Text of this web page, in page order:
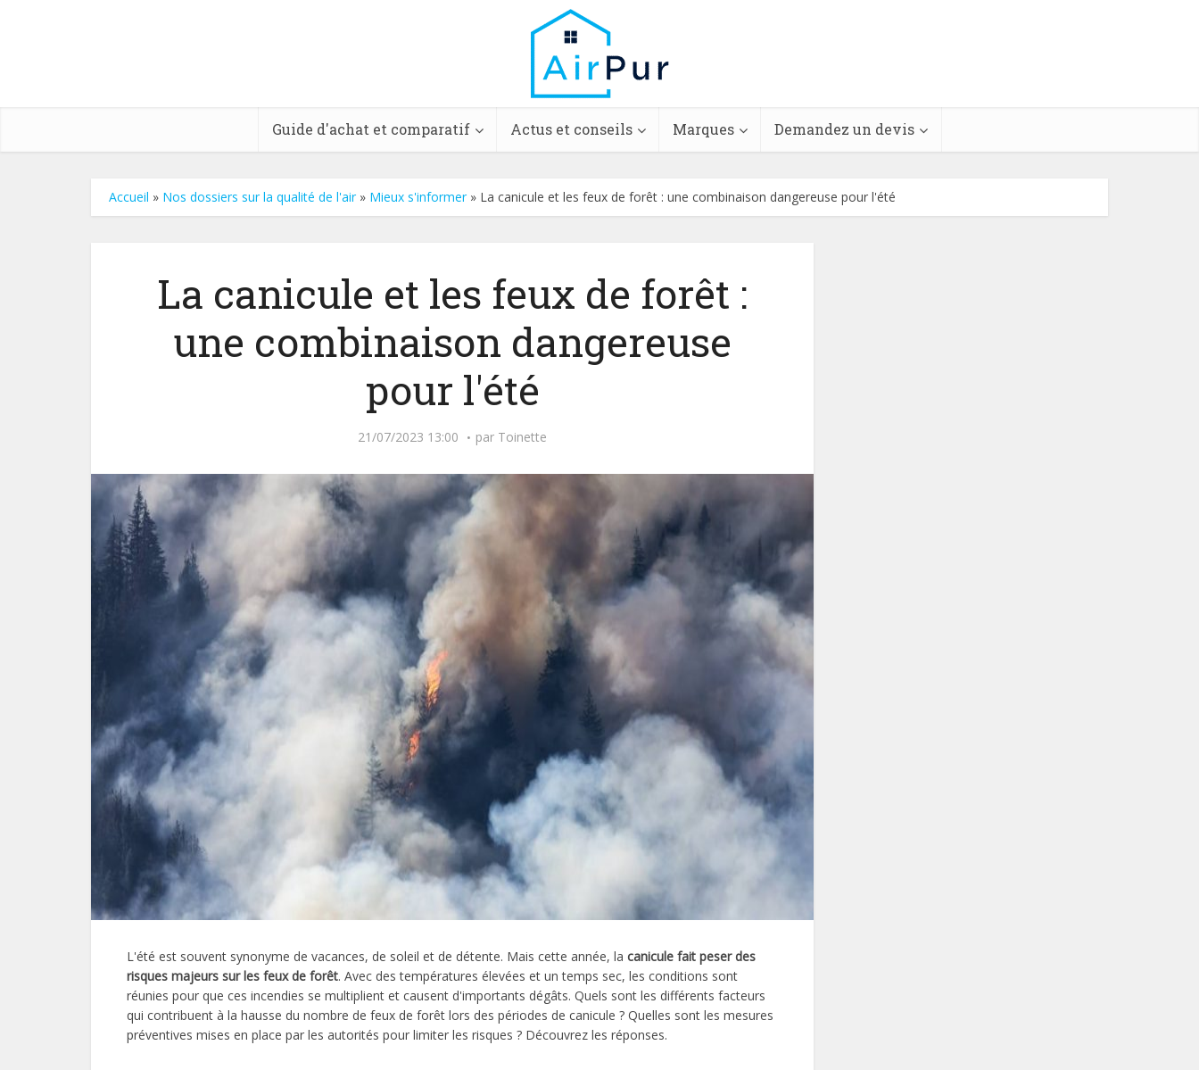
Guide d'achat et comparatif Actus et conseils Marques Demandez un devis
Accueil » Nos dossiers sur la qualité de l'air» Mieux s'informer» La canicule et les feux de forêt : une combinaison dangereuse pour l'été
La canicule et les feux de forêt :
une combinaison dangereuse
pour l'été
21/07/2023 13:00 par Toinette
L'été est souvent synonyme de vacances, de soleil et de détente. Mais cette année, la canicule fait peser des
risques majeurs sur les feux de forêt. Avec des températures élevées et un temps sec, les conditions sont
réunies pour que ces incendies se multiplient et causent d'importants dégâts. Quels sont les différents facteurs
qui contribuent à la hausse du nombre de feux de forêt lors des périodes de canicule ? Quelles sont les mesures
préventives mises en place par les autorités pour limiter les risques ? Découvrez les réponses.